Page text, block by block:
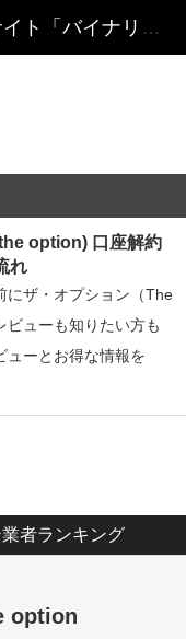
option) 口座解約
れ
にザ・オプション（The
ビューも知りたい方も
ューとお得な情報を
者ランキング
option